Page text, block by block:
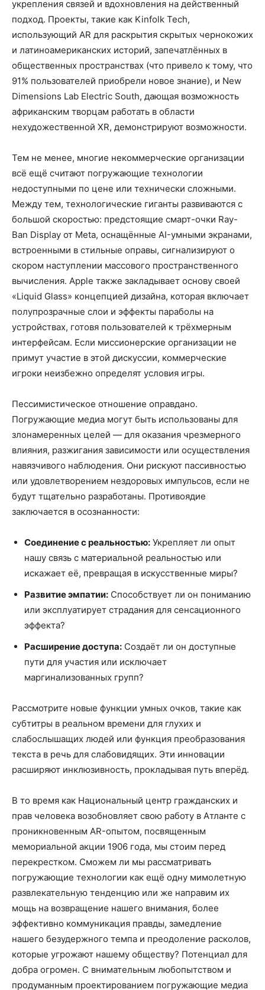
укрепления связей и вдохновления на действенный
подход. Проекты, такие как Kinfolk Tech,
использующий AR для раскрытия скрытых чернокожих
и латиноамериканских историй, запечатлённых в
общественных пространствах (что привело к тому, что
91% пользователей приобрели новое знание), и New
Dimensions Lab Electric South, дающая возможность
африканским творцам работать в области
нехудожественной XR, демонстрируют возможности.
Тем не менее, многие некоммерческие организации
всё ещё считают погружающие технологии
недоступными по цене или технически сложными.
Между тем, технологические гиганты развиваются с
большой скоростью: предстоящие смарт-очки Ray-
Ban Display от Meta, оснащённые AI-умными экранами,
встроенными в стильные оправы, сигнализируют о
скором наступлении массового пространственного
вычисления. Apple также закладывает основу своей
«Liquid Glass» концепцией дизайна, которая включает
полупрозрачные слои и эффекты параболы на
устройствах, готовя пользователей к трёхмерным
интерфейсам. Если миссионерские организации не
примут участие в этой дискуссии, коммерческие
игроки неизбежно определят условия игры.
Пессимистическое отношение оправдано.
Погружающие медиа могут быть использованы для
злонамеренных целей — для оказания чрезмерного
влияния, разжигания зависимости или осуществления
навязчивого наблюдения. Они рискуют пассивностью
или удовлетворением нездоровых импульсов, если не
будут тщательно разработаны. Противоядие
заключается в осознанности:
Соединение с реальностью: Укрепляет ли опыт
нашу связь с материальной реальностью или
искажает её, превращая в искусственные миры?
Развитие эмпатии: Способствует ли он пониманию
или эксплуатирует страдания для сенсационного
эффекта?
Расширение доступа: Создаёт ли он доступные
пути для участия или исключает
маргинализованных групп?
Рассмотрите новые функции умных очков, такие как
субтитры в реальном времени для глухих и
слабослышащих людей или функция преобразования
текста в речь для слабовидящих. Эти инновации
расширяют инклюзивность, прокладывая путь вперёд.
В то время как Национальный центр гражданских и
прав человека возобновляет свою работу в Атланте с
проникновенным AR-опытом, посвященным
мемориальной акции 1906 года, мы стоим перед
перекрестком. Сможем ли мы рассматривать
погружающие технологии как ещё одну мимолетную
развлекательную тенденцию или же направим их
мощь на возвращение нашего внимания, более
эффективно коммуникация правды, замедление
нашего безудержного темпа и преодоление расколов,
которые угрожают нашему обществу? Потенциал для
добра огромен. С внимательным любопытством и
продуманным проектированием погружающие медиа